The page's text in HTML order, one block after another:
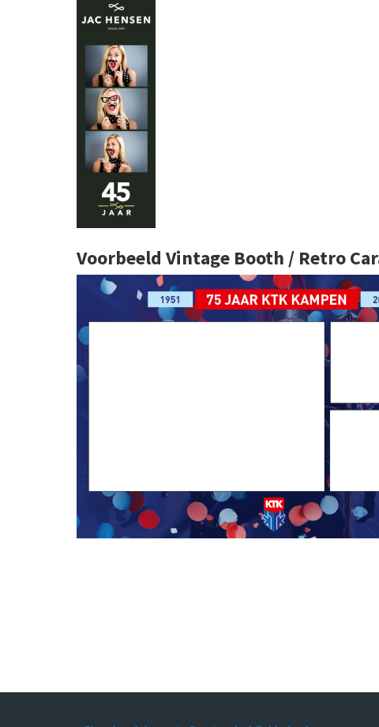
Voorbeeld Vintage Booth / Retro